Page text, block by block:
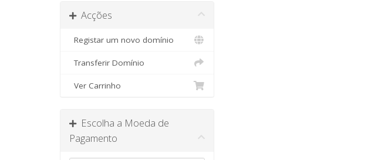
Acções
Registar um novo domínio
Transferir Domínio
Ver Carrinho
Escolha a Moeda de
Pagamento